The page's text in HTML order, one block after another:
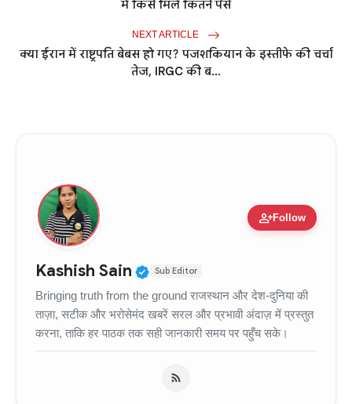
में किसे मिले कितने पैसे
NEXT ARTICLE
क्या ईरान में राष्ट्रपति बेबस हो गए? पजशकियान के इस्तीफे की चर्चा
तेज, IRGC की ब...
person_addFollow
Kashish Sain Verified Public Figure •
Sub Editor
Bringing truth from the ground राजस्थान और देश-दुनिया की
ताज़ा, सटीक और भरोसेमंद खबरें सरल और प्रभावी अंदाज़ में प्रस्तुत
करना, ताकि हर पाठक तक सही जानकारी समय पर पहुँच सके।